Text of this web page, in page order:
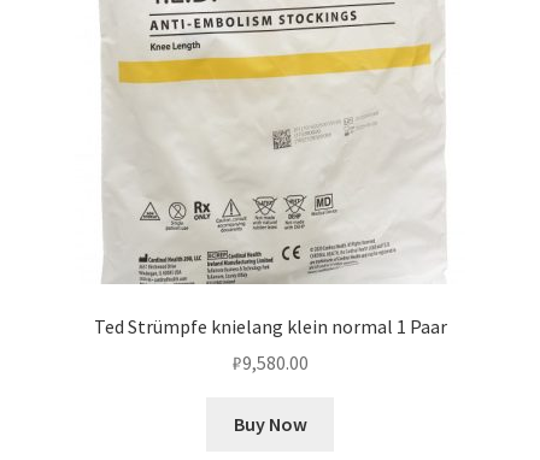
Ted Strümpfe knielang klein normal 1 Paar
₽9,580.00
Buy Now